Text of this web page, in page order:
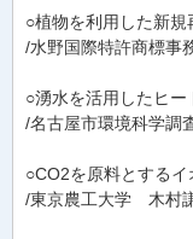
○植物を利用した新
/水野国際特許商標
○湧水を活用したヒ
/名古屋市環境科学調
○CO2を原料とする
/東京農工大学 木村